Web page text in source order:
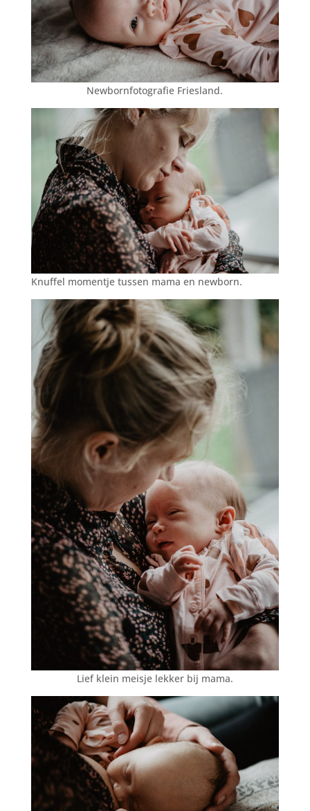
Newbornfotografie Friesland.
Knuffel momentje tussen mama en newborn.
Lief klein meisje lekker bij mama.